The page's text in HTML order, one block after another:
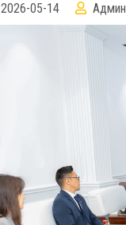
2026-05-14 Админ